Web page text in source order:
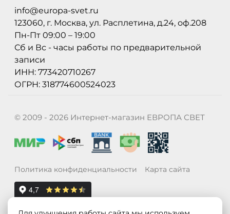
info@europa-svet.ru
123060, г. Москва, ул. Расплетина, д.24, оф.208
Пн-Пт 09:00 – 19:00
Сб и Вс - часы работы по предварительной
записи
ИНН: 773420710267
ОГРН: 318774600524023
© 2009 - 2026 Интернет-магазин ЕВРОПА СВЕТ
Политика конфиденциальности Карта сайта